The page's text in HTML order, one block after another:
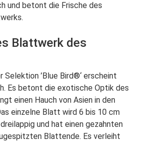
und betont die Frische des
Blattwerk des
Selektion ’Blue Bird®‘ erscheint
Es betont die exotische Optik des
einen Hauch von Asien in den
einzelne Blatt wird 6 bis 10 cm
und hat einen gezahnten
Blattende. Es verleiht